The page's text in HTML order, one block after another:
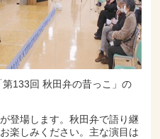
133回 秋田弁の昔っこ」の
登場します。秋田弁で語り継
楽しみください。主な演目は